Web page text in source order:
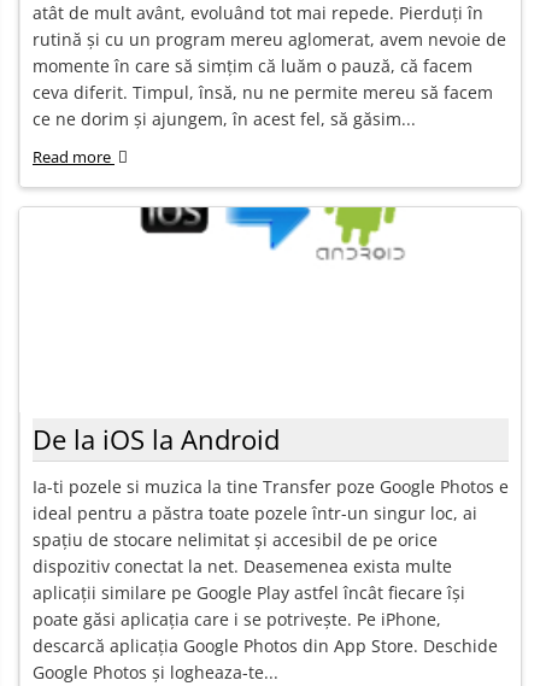
atât de mult avânt, evoluând tot mai repede. Pierduți în
rutină și cu un program mereu aglomerat, avem nevoie de
momente în care să simțim că luăm o pauză, că facem
ceva diferit. Timpul, însă, nu ne permite mereu să facem
ce ne dorim și ajungem, în acest fel, să găsim...
Read more
De la iOS la Android
Ia-ti pozele si muzica la tine Transfer poze Google Photos e
ideal pentru a păstra toate pozele într-un singur loc, ai
spațiu de stocare nelimitat și accesibil de pe orice
dispozitiv conectat la net. Deasemenea exista multe
aplicații similare pe Google Play astfel încât fiecare își
poate găsi aplicația care i se potrivește. Pe iPhone,
descarcă aplicația Google Photos din App Store. Deschide
Google Photos și logheaza-te...